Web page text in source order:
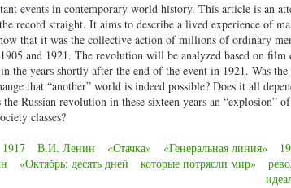
events in contemporary world history. This article is an
record straight. It aims to describe a lived experience of
that it was the collective action of millions of ordinary
and 1921. The revolution will be analyzed based on film
the years shortly after the end of the event in 1921. Was
that “another” world is indeed possible? Does it all
Russian revolution in these sixteen years an “explosion”
classes?
1917 В.И. Ленин «Стачка» «Генеральная линия»
«Октябрь: десять дней которые потрясли мир»